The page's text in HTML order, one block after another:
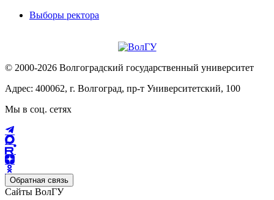
Выборы ректора
© 2000-2026 Волгоградский государственный университет
Адрес: 400062, г. Волгоград, пр-т Университетский, 100
Мы в соц. сетях
Обратная связь
Сайты ВолГУ